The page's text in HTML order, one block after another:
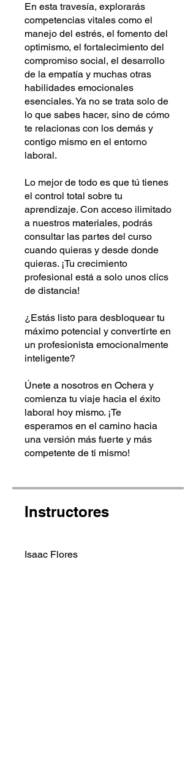
En esta travesía, explorarás
competencias vitales como el
manejo del estrés, el fomento del
optimismo, el fortalecimiento del
compromiso social, el desarrollo
de la empatía y muchas otras
habilidades emocionales
esenciales. Ya no se trata solo de
lo que sabes hacer, sino de cómo
te relacionas con los demás y
contigo mismo en el entorno
laboral.
Lo mejor de todo es que tú tienes
el control total sobre tu
aprendizaje. Con acceso ilimitado
a nuestros materiales, podrás
consultar las partes del curso
cuando quieras y desde donde
quieras. ¡Tu crecimiento
profesional está a solo unos clics
de distancia!
¿Estás listo para desbloquear tu
máximo potencial y convertirte en
un profesionista emocionalmente
inteligente?
Únete a nosotros en Ochera y
comienza tu viaje hacia el éxito
laboral hoy mismo. ¡Te
esperamos en el camino hacia
una versión más fuerte y más
competente de ti mismo!
Instructores
Isaac Flores